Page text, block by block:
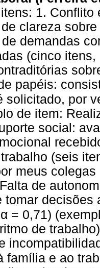
1.
clareza
demandas
(cinco itens,
papéis:
solicitado, por
de item:
social:
(seis
meus
de
tomar decisões
α = 0,71)
de
família e ao